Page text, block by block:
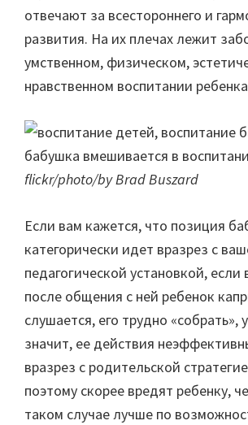
отвечают за всестороннего и
развития. На их плечах лежит
умственном, физическом,
нравственном воспитании
flickr/photo/by Brad Buszard
Если вам кажется, что позиция
категорически идет вразрез с
педагогической установкой,
после общения с ней ребенок
слушается, его трудно «собрать»,
значит, ее действия
вразрез с родительской
поэтому скорее вредят ребенку,
таком случае лучше по